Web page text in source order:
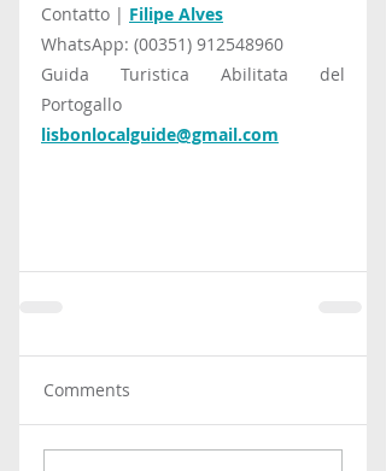
Contatto | Filipe Alves
WhatsApp: (00351) 912548960
Guida Turistica Abilitata del
Portogallo
lisbonlocalguide@gmail.com
Comments